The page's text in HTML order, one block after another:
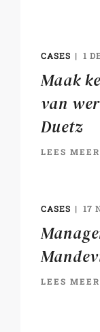
CASES 1
Maak
van
Duetz
LEES MEER
CASES 17
LEES MEER